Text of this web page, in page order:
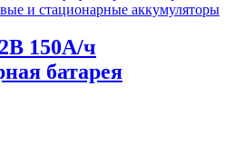
и стационарные аккумуляторы
150А/ч
батарея